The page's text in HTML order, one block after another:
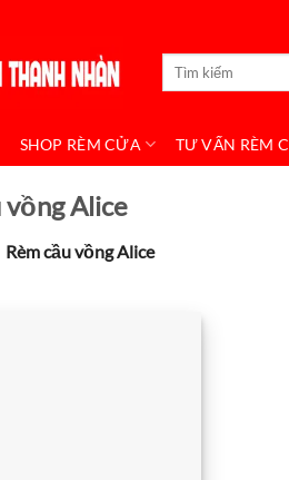
Tìm
kiếm:
SHOP RÈM CỬA TƯ VẤN RÈM
vồng Alice
Rèm cầu vồng Alice